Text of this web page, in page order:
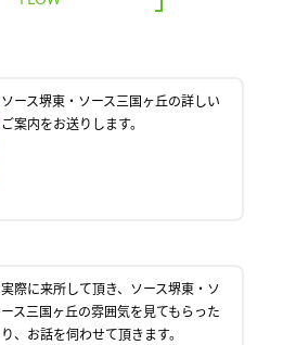
ソース堺東・ソース三国ヶ丘の詳しい
ご案内をお送りします。
実際に来所して頂き、ソース堺東・ソ
ース三国ヶ丘の雰囲気を見てもらった
り、お話を伺わせて頂きます。